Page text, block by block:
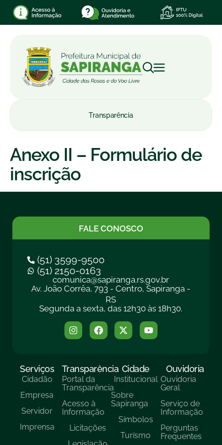
Transparência
Anexo II – Formulário de
inscrição
FALE CONOSCO
(51) 3599-9500
(51) 2150-0163
comunica@sapiranga.rs.gov.br
Av. João Corrêa, 793 - Centro, Sapiranga -
RS
Segunda a sexta, das 12h30 às 18h30.
Serviços
Cidadão
Empresa
Servidor
Imprensa
Transparência
Portal da
Transparência
Acesso à
Informação
Licitações
Cidade
Institucional
Sobre
Sapiranga
Símbolos
Turísmo
Ouvidoria
Ouvidoria
Geral
Serviço de
Informação
Perguntas
Frequentes